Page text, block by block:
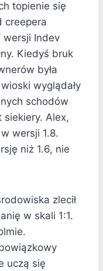
topienie się
creepera
wersji Indev
Kiedyś bruk
była
wyglądały
schodów
siekiery. Alex,
wersji 1.8.
niż 1.6, nie
zlecił
w skali 1:1.
uczą się